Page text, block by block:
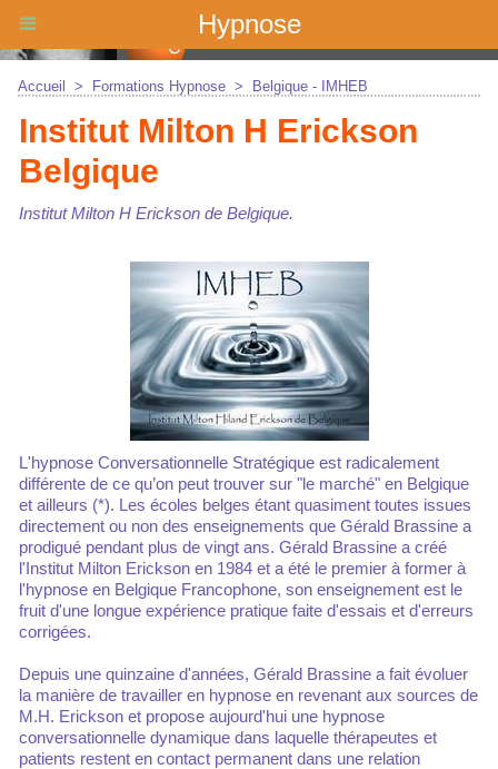
Hypnose
Accueil > Formations Hypnose > Belgique - IMHEB
Institut Milton H Erickson
Belgique
Institut Milton H Erickson de Belgique.
L'hypnose Conversationnelle Stratégique est radicalement
différente de ce qu’on peut trouver sur "le marché" en Belgique
et ailleurs (*). Les écoles belges étant quasiment toutes issues
directement ou non des enseignements que Gérald Brassine a
prodigué pendant plus de vingt ans. Gérald Brassine a créé
l'Institut Milton Erickson en 1984 et a été le premier à former à
l'hypnose en Belgique Francophone, son enseignement est le
fruit d'une longue expérience pratique faite d'essais et d'erreurs
corrigées.
Depuis une quinzaine d'années, Gérald Brassine a fait évoluer
la manière de travailler en hypnose en revenant aux sources de
M.H. Erickson et propose aujourd'hui une hypnose
conversationnelle dynamique dans laquelle thérapeutes et
patients restent en contact permanent dans une relation